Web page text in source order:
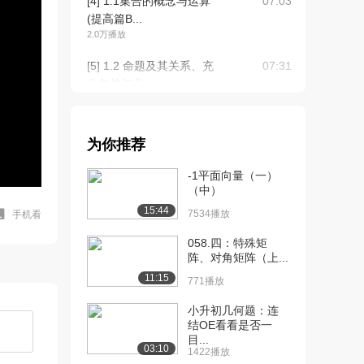
手机看
(提高篇B...
2.0万播放
[5] 1.2 命题及其关系、充
07:31
分条件与必...
[7] 1.2命题及其关系、充
分条件与必要...
[8] 1.2命题及其关系、充
分条件与必要...
08:34
[9] 1.2命题及其关系、充
分条件与必要...
08:26
为你推荐
15:44
-1平面向量（一）
（中）
7534播放
11:15
058.四：特殊矩
阵、对角矩阵（上...
771播放
03:10
小升初几何题：连
结OE看看是否一
目...
1422播放